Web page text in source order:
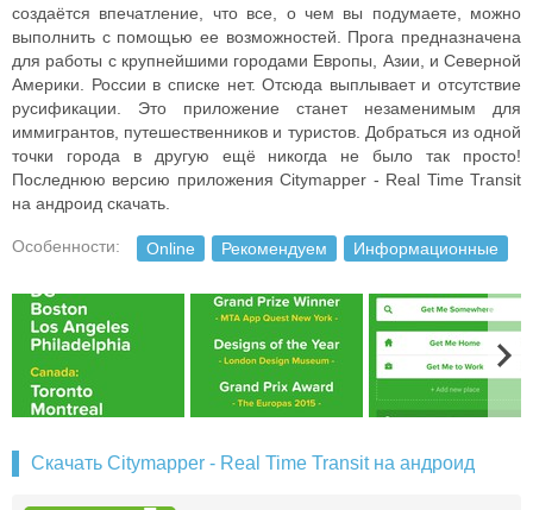
создаётся впечатление, что все, о чем вы подумаете, можно
выполнить с помощью ее возможностей. Прога предназначена
для работы с крупнейшими городами Европы, Азии, и Северной
Америки. России в списке нет. Отсюда выплывает и отсутствие
русификации. Это приложение станет незаменимым для
иммигрантов, путешественников и туристов. Добраться из одной
точки города в другую ещё никогда не было так просто!
Последнюю версию приложения Citymapper - Real Time Transit
на андроид скачать.
Особенности: Online Рекомендуем Информационные
Скачать Citymapper - Real Time Transit на андроид